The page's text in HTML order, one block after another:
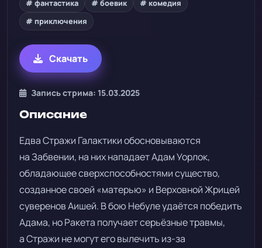
# фантастика # боевик
# комедия
# приключения
Скачать
Запись стрима: 15.03.2025
Описание
Едва Стражи Галактики обосновываются
на Забвении, на них нападает Адам Уорлок,
обладающее сверхспособностями существо,
созданное своей «матерью» и Верховной Жрицей
суверенов Аишей. В бою Небуле удаётся победить
Адама, но Ракета получает серьёзные травмы,
а Стражи не могут его вылечить из-за